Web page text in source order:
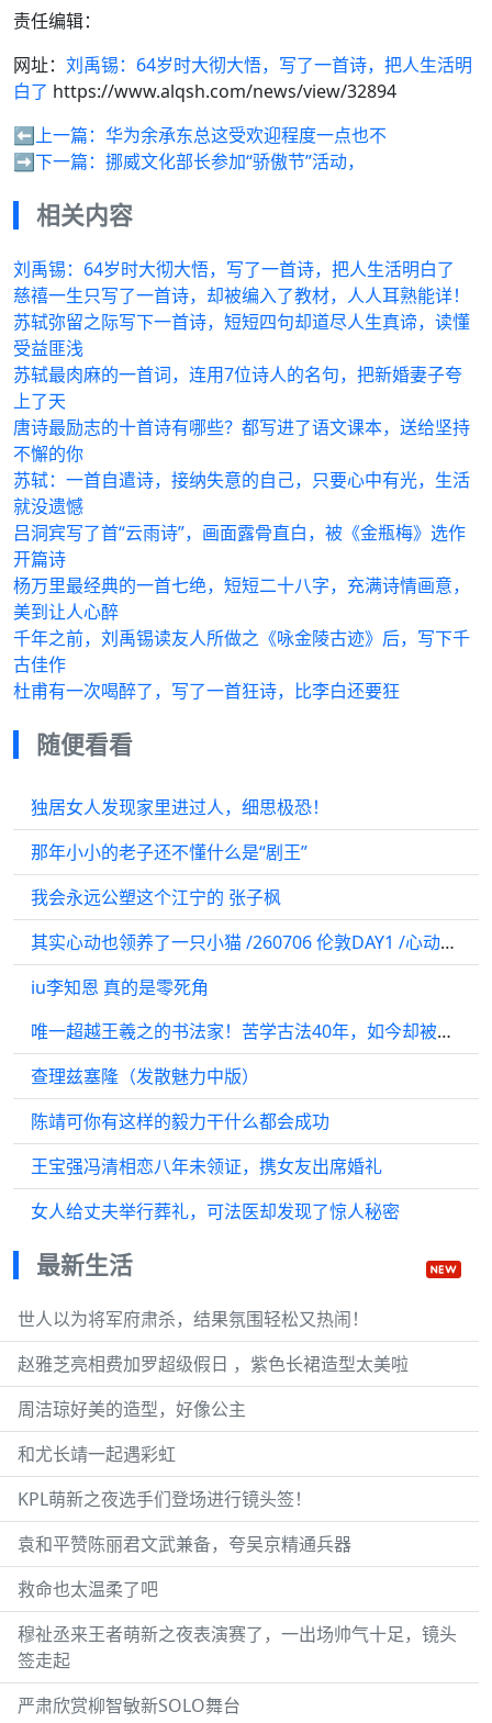
责任编辑：
网址： 刘禹锡：64岁时大彻大悟，写了一首诗，把人生活明
白了 https://www.alqsh.com/news/view/32894
⬅️上一篇： 华为余承东总这受欢迎程度一点也不
➡️下一篇： 挪威文化部长参加“骄傲节”活动，
相关内容
刘禹锡：64岁时大彻大悟，写了一首诗，把人生活明白了
慈禧一生只写了一首诗，却被编入了教材，人人耳熟能详！
苏轼弥留之际写下一首诗，短短四句却道尽人生真谛，读懂
受益匪浅
苏轼最肉麻的一首词，连用7位诗人的名句，把新婚妻子夸
上了天
唐诗最励志的十首诗有哪些？都写进了语文课本，送给坚持
不懈的你
苏轼：一首自遣诗，接纳失意的自己，只要心中有光，生活
就没遗憾
吕洞宾写了首“云雨诗”，画面露骨直白，被《金瓶梅》选作
开篇诗
杨万里最经典的一首七绝，短短二十八字，充满诗情画意，
美到让人心醉
千年之前，刘禹锡读友人所做之《咏金陵古迹》后，写下千
古佳作
杜甫有一次喝醉了，写了一首狂诗，比李白还要狂
随便看看
独居女人发现家里进过人，细思极恐！
那年小小的老子还不懂什么是“剧王”
我会永远公塑这个江宁的 张子枫
其实心动也领养了一只小猫 /260706 伦敦DAY1 /心动独家
iu李知恩 真的是零死角
唯一超越王羲之的书法家！苦学古法40年，如今却被骂成“野路子”
查理兹塞隆（发散魅力中版）
陈靖可你有这样的毅力干什么都会成功
王宝强冯清相恋八年未领证，携女友出席婚礼
女人给丈夫举行葬礼，可法医却发现了惊人秘密
最新生活
世人以为将军府肃杀，结果氛围轻松又热闹！
赵雅芝亮相费加罗超级假日 ，紫色长裙造型太美啦
周洁琼好美的造型，好像公主
和尤长靖一起遇彩虹
KPL萌新之夜选手们登场进行镜头签！
袁和平赞陈丽君文武兼备，夸吴京精通兵器
救命也太温柔了吧
穆祉丞来王者萌新之夜表演赛了，一出场帅气十足，镜头
签走起
严肃欣赏柳智敏新SOLO舞台